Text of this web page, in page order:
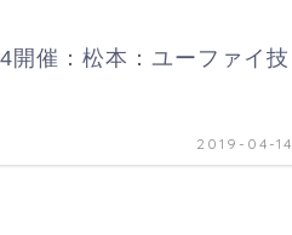
開催：松本：ユーファイ技
2019-04-14